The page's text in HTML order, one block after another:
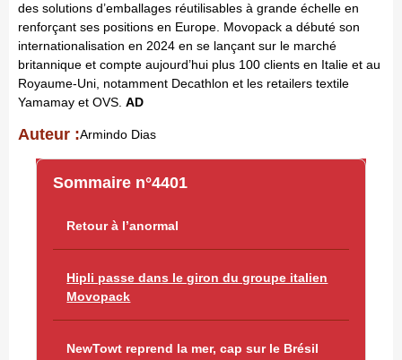
Sommaire n°4401
Retour à l’anormal
Hipli passe dans le giron du groupe italien
Movopack
NewTowt reprend la mer, cap sur le Brésil
des solutions d’emballages réutilisables à grande échelle en
renforçant ses positions en Europe. Movopack a débuté son
internationalisation en 2024 en se lançant sur le marché
britannique et compte aujourd’hui plus 100 clients en Italie et au
Royaume-Uni, notamment Decathlon et les retailers textile
Yamamay et OVS. AD
Auteur :Armindo Dias